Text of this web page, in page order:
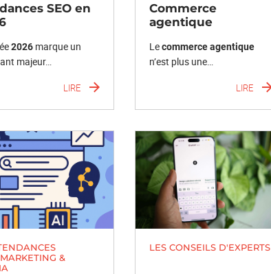
SEO en
2026marque un
majeur…
LIRE
Commerce
agentique
Lecommerce agentique
n’est plus une…
LIRE
&
LES CONSEILS D'EXPERTS